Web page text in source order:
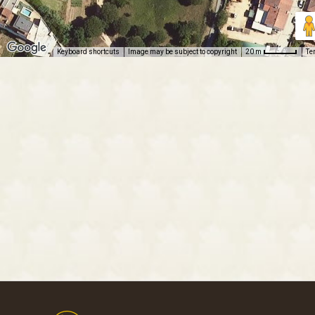
Keyboard shortcuts Image may be subject to copyright 20 m